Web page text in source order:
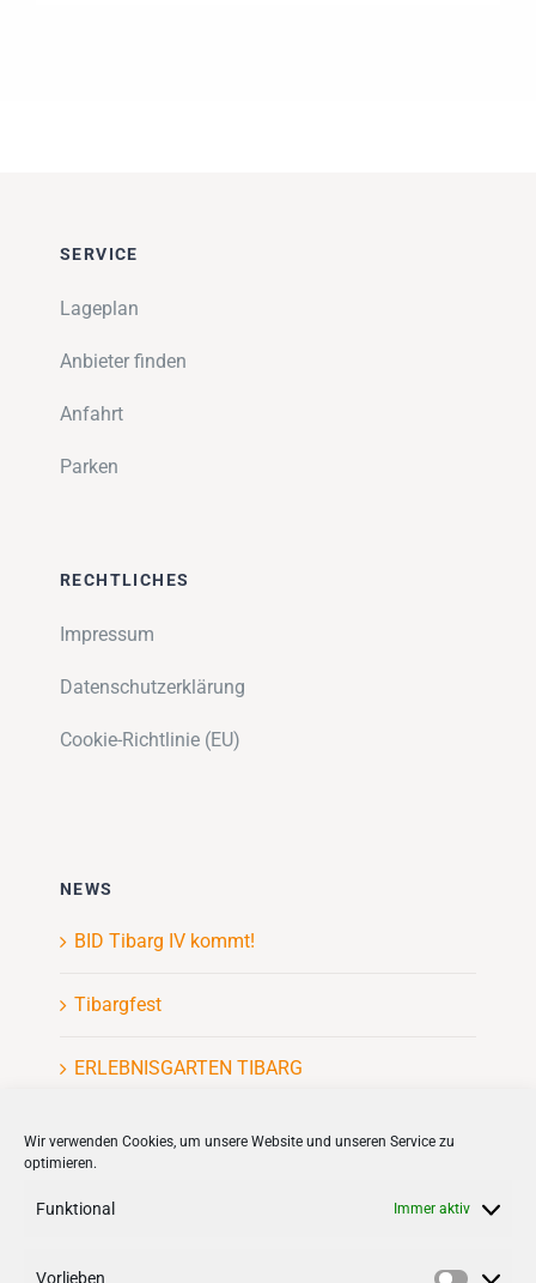
Wir verwenden Cookies, um unsere Website und unseren Service zu
optimieren.
Funktional Immer aktiv
Vorlieben
SERVICE
Lageplan
Anbieter finden
Anfahrt
Parken
RECHTLICHES
Impressum
Datenschutzerklärung
Cookie-Richtlinie (EU)
NEWS
BID Tibarg IV kommt!
Tibargfest
ERLEBNISGARTEN TIBARG
Kinderflohmarkt